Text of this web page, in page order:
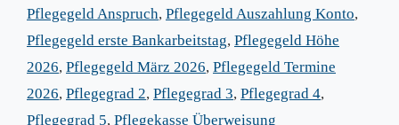
Pflegegeld Anspruch, Pflegegeld Auszahlung Konto,
Pflegegeld erste Bankarbeitstag, Pflegegeld Höhe
2026, Pflegegeld März 2026, Pflegegeld Termine
2026, Pflegegrad 2, Pflegegrad 3, Pflegegrad 4,
Pflegegrad 5, Pflegekasse Überweisung